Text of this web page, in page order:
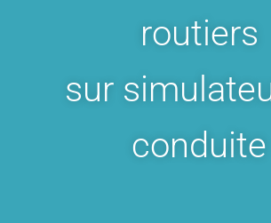
routiers
sur
conduite